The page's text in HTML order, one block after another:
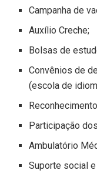
Campanha de
Auxílio Creche;
Bolsas de
Convênios de
(escola de
Participação
Ambulatório
Suporte social